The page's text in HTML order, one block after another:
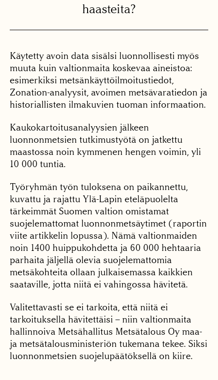
haasteita?
Käytetty avoin data sisälsi luonnollisesti myös
muuta kuin valtionmaita koskevaa aineistoa:
esimerkiksi metsänkäyttöilmoitustiedot,
Zonation-analyysit, avoimen metsävaratiedon ja
historiallisten ilmakuvien tuoman informaation.
Kaukokartoitusanalyysien jälkeen
luonnonmetsien tutkimustyötä on jatkettu
maastossa noin kymmenen hengen voimin, yli
10 000 tuntia.
Työryhmän työn tuloksena on paikannettu,
kuvattu ja rajattu Ylä-Lapin eteläpuolelta
tärkeimmät Suomen valtion omistamat
suojelemattomat luonnonmetsäytimet (raportin
viite artikkelin lopussa). Nämä valtionmaiden
noin 1400 huippukohdetta ja 60 000 hehtaaria
parhaita jäljellä olevia suojelemattomia
metsäkohteita ollaan julkaisemassa kaikkien
saataville, jotta niitä ei vahingossa hävitetä.
Valitettavasti se ei tarkoita, että niitä ei
tarkoituksella hävitettäisi – niin valtionmaita
hallinnoiva Metsähallitus Metsätalous Oy maa-
ja metsätalousministeriön tukemana tekee. Siksi
luonnonmetsien suojelupäätöksellä on kiire.